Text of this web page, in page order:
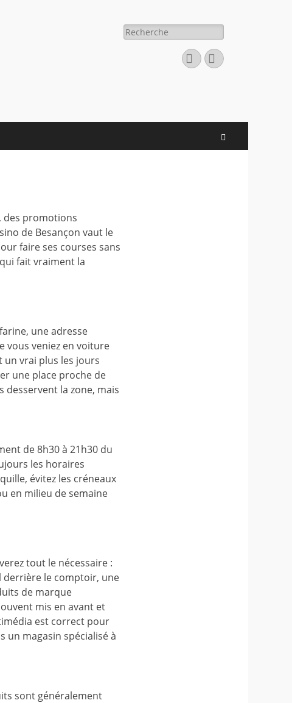
Rechercher :
Facebook
E-
mail
des promotions
de Besançon vaut le
faire ses courses sans
fait vraiment la
une adresse
vous veniez en voiture
un vrai plus les jours
une place proche de
desservent la zone, mais
de 8h30 à 21h30 du
les horaires
évitez les créneaux
en milieu de semaine
tout le nécessaire :
derrière le comptoir, une
de marque
mis en avant et
est correct pour
un magasin spécialisé à
sont généralement